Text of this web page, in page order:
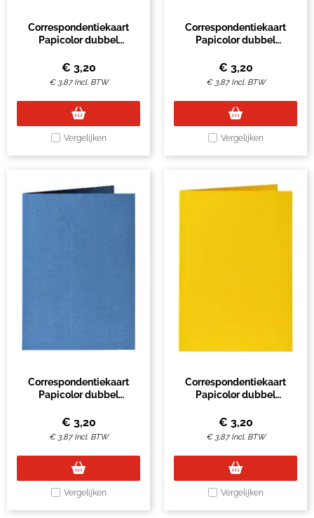
Correspondentiekaart
Papicolor dubbel
stuks
€ 3,20
€ 3,87 Incl. BTW
Vergelijken
Correspondentiekaart
Papicolor dubbel
pak à 6 stuks
€ 3,20
€ 3,87 Incl. BTW
Vergelijken
Correspondentiekaart
Papicolor dubbel
pak à 6 stuks
€ 3,20
€ 3,87 Incl. BTW
Vergelijken
Correspondentiekaart
Papicolor dubbel
pak à 6 stuks
€ 3,20
€ 3,87 Incl. BTW
Vergelijken